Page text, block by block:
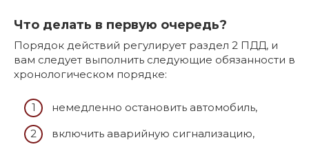
Что делать в первую очередь?
Порядок действий регулирует раздел 2 ПДД, и
вам следует выполнить следующие обязанности в
хронологическом порядке:
немедленно остановить автомобиль,
включить аварийную сигнализацию,